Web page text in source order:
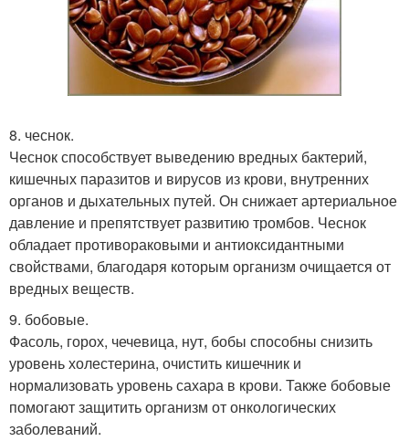
8. чеснок.
Чеснок способствует выведению вредных бактерий,
кишечных паразитов и вирусов из крови, внутренних
органов и дыхательных путей. Он снижает артериальное
давление и препятствует развитию тромбов. Чеснок
обладает противораковыми и антиоксидантными
свойствами, благодаря которым организм очищается от
вредных веществ.
9. бобовые.
Фасоль, горох, чечевица, нут, бобы способны снизить
уровень холестерина, очистить кишечник и
нормализовать уровень сахара в крови. Также бобовые
помогают защитить организм от онкологических
заболеваний.